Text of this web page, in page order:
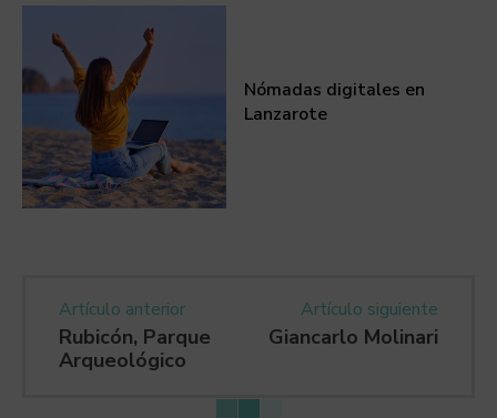
Nómadas digitales en
Lanzarote
Artículo anterior
Rubicón, Parque
Arqueológico
Artículo siguiente
Giancarlo Molinari